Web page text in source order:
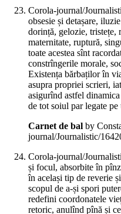
Corola-journal/
obsesie și detașare,
dorință, gelozie, tristețe,
maternitate, ruptură,
toate acestea sînt
constrîngerile morale,
Existența bărbaților în
asupra propriei scrieri,
asigurînd astfel
de tot soiul par legate
Carnet de bal by
journal/Journalistic/
Corola-journal/
și focul, absorbite în
în același tip de reverie
scopul de a-și spori
redefini coordonatele
retoric, anulînd pînă și